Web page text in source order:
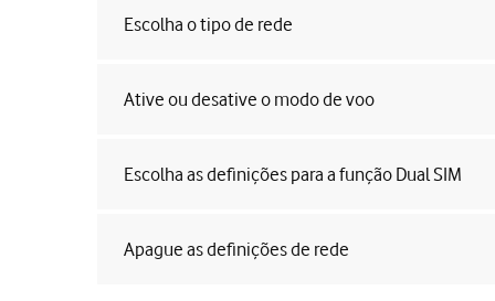
Escolha o tipo de rede
Ative ou desative o modo de voo
Escolha as definições para a função Dual SIM
Apague as definições de rede